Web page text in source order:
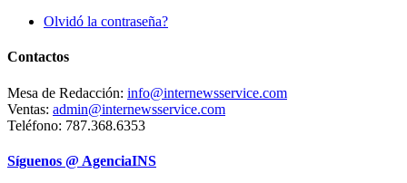
Olvidó la contraseña?
Contactos
Mesa de Redacción: info@internewsservice.com
Ventas: admin@internewsservice.com
Teléfono: 787.368.6353
Síguenos @ AgenciaINS